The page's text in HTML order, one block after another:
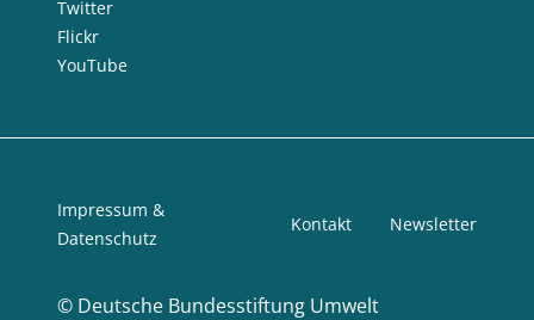
Twitter
Flickr
YouTube
© Deutsche Bundesstiftung Umwelt
Impressum &
Datenschutz
Kontakt Newsletter